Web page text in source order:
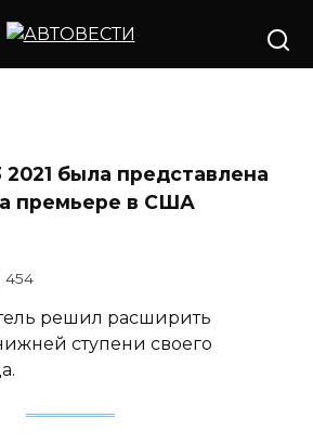
2021 была представлена
премьере в США
454
решил расширить
ступени своего